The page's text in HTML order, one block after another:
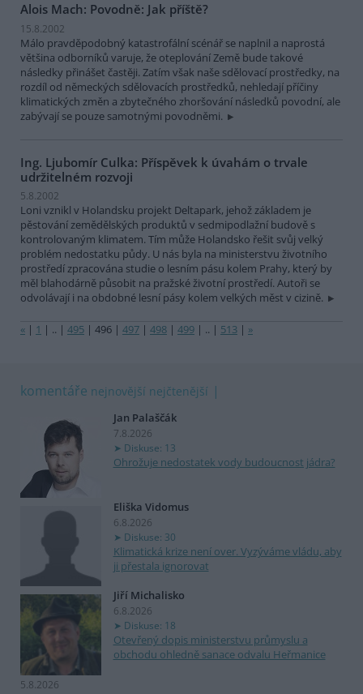
Alois Mach: Povodně: Jak příště?
15.8.2002
Málo pravděpodobný katastrofální scénář se naplnil a naprostá
většina odborníků varuje, že oteplování Země bude takové
následky přinášet častěji. Zatím však naše sdělovací prostředky, na
rozdíl od německých sdělovacích prostředků, nehledají příčiny
klimatických změn a zbytečného zhoršování následků povodní, ale
zabývají se pouze samotnými povodněmi.
Ing. Ljubomír Culka: Příspěvek k úvahám o trvale
udržitelném rozvoji
5.8.2002
Loni vznikl v Holandsku projekt Deltapark, jehož základem je
pěstování zemědělských produktů v sedmipodlažní budově s
kontrolovaným klimatem. Tím může Holandsko řešit svůj velký
problém nedostatku půdy. U nás byla na ministerstvu životního
prostředí zpracována studie o lesním pásu kolem Prahy, který by
měl blahodárně působit na pražské životní prostředí. Autoři se
odvolávají i na obdobné lesní pásy kolem velkých měst v cizině.
« | 1 | .. | 495 | 496 | 497 | 498 | 499 | .. | 513 | »
komentáře nejnovější nejčtenější
Jan Palaščák
7.8.2026
Diskuse: 13
Ohrožuje nedostatek vody budoucnost jádra?
Eliška Vidomus
6.8.2026
Diskuse: 30
Klimatická krize není over. Vyzýváme vládu, aby
ji přestala ignorovat
Jiří Michalisko
6.8.2026
Diskuse: 18
Otevřený dopis ministerstvu průmyslu a
obchodu ohledně sanace odvalu Heřmanice
5.8.2026